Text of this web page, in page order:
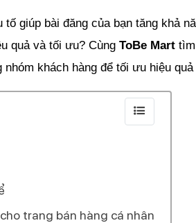
giúp bài đăng của bạn tăng khả
quả và tối ưu? Cùng ToBe Mart tìm
khách hàng để tối ưu hiệu quả
trang bán hàng cá nhân